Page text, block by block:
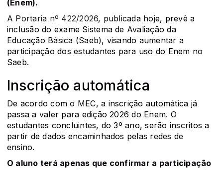
(Enem).
A Portaria nº 422/2026, publicada hoje, prevê a
inclusão do exame Sistema de Avaliação da
Educação Básica (Saeb), visando aumentar a
participação dos estudantes para uso do Enem no
Saeb.
Inscrição automática
De acordo com o MEC, a inscrição automática já
passa a valer para edição 2026 do Enem. O
estudantes concluintes, do 3º ano, serão inscritos a
partir de dados encaminhados pelas redes de
ensino.
O aluno terá apenas que confirmar a participação